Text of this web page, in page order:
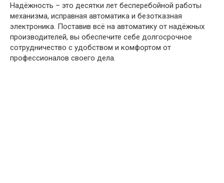
Надёжность – это десятки лет бесперебойной работы
механизма, исправная автоматика и безотказная
электроника. Поставив всё на автоматику от надёжных
производителей, вы обеспечите себе долгосрочное
сотрудничество с удобством и комфортом от
профессионалов своего дела.